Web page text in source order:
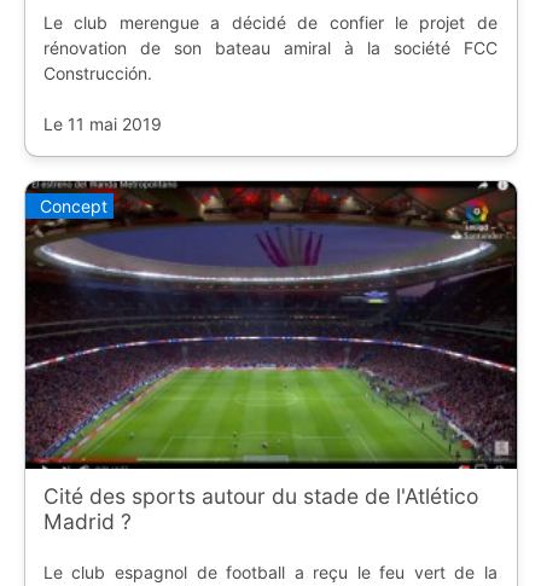
Le club merengue a décidé de confier le projet de
rénovation de son bateau amiral à la société FCC
Construcción.
Le 11 mai 2019
Concept
Cité des sports autour du stade de l'Atlético
Madrid ?
Le club espagnol de football a reçu le feu vert de la